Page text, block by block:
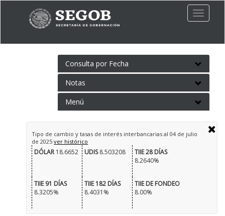
Toggle
Consulta por Fecha
Notas
Menú
Tipo de cambio y tasas de interés interbancarias al 04 de julio
de 2025ver histórico
DÓLAR18.6652 UDIS8.503208
TIIE 28 DÍAS
8.2640%
TIIE 91 DÍAS
8.3205%
TIIE 182 DÍAS
8.4031%
TIIE DE FONDEO
8.00%